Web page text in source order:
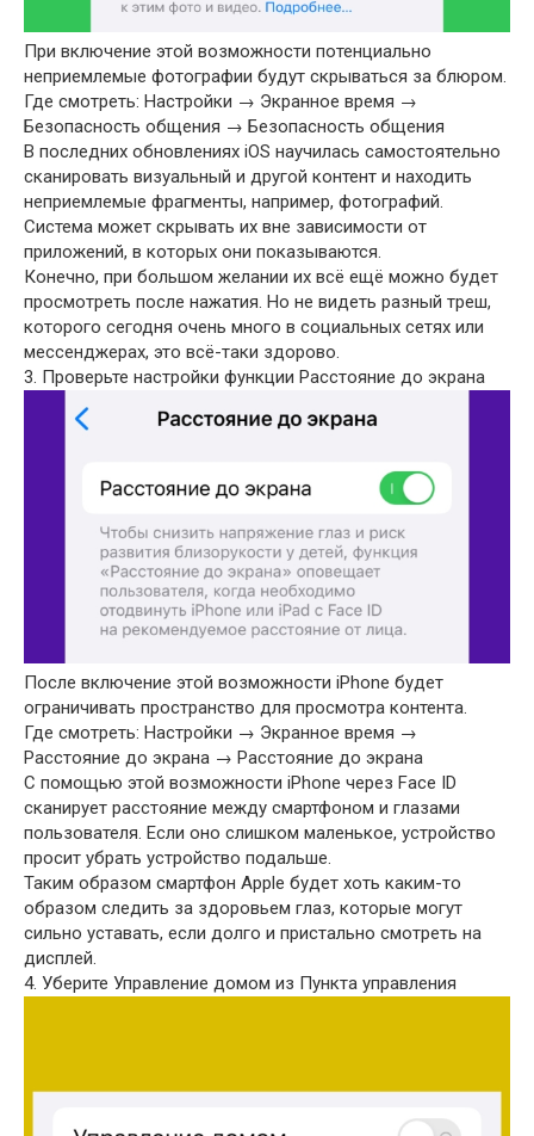
При включение этой возможности потенциально
неприемлемые фотографии будут скрываться за блюром.
Где смотреть: Настройки → Экранное время →
Безопасность общения → Безопасность общения
В последних обновлениях iOS научилась самостоятельно
сканировать визуальный и другой контент и находить
неприемлемые фрагменты, например, фотографий.
Система может скрывать их вне зависимости от
приложений, в которых они показываются.
Конечно, при большом желании их всё ещё можно будет
просмотреть после нажатия. Но не видеть разный треш,
которого сегодня очень много в социальных сетях или
мессенджерах, это всё-таки здорово.
3. Проверьте настройки функции Расстояние до экрана
После включение этой возможности iPhone будет
ограничивать пространство для просмотра контента.
Где смотреть: Настройки → Экранное время →
Расстояние до экрана → Расстояние до экрана
С помощью этой возможности iPhone через Face ID
сканирует расстояние между смартфоном и глазами
пользователя. Если оно слишком маленькое, устройство
просит убрать устройство подальше.
Таким образом смартфон Apple будет хоть каким-то
образом следить за здоровьем глаз, которые могут
сильно уставать, если долго и пристально смотреть на
дисплей.
4. Уберите Управление домом из Пункта управления